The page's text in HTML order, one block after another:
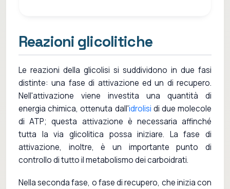
Reazioni glicolitiche
Le reazioni della glicolisi si suddividono in due fasi
distinte: una fase di attivazione ed un di recupero.
Nell'attivazione viene investita una quantità di
energia chimica, ottenuta dall'idrolisi di due molecole
di ATP; questa attivazione è necessaria affinché
tutta la via glicolitica possa iniziare. La fase di
attivazione, inoltre, è un importante punto di
controllo di tutto il metabolismo dei carboidrati.
Nella seconda fase, o fase di recupero, che inizia con